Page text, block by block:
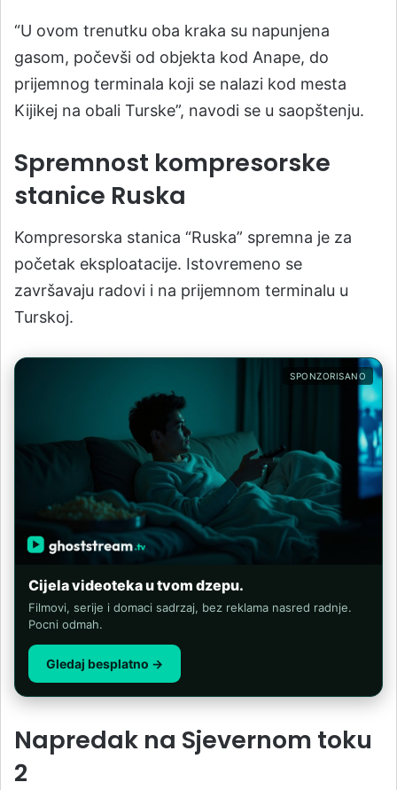
“U ovom trenutku oba kraka su napunjena
gasom, počevši od objekta kod Anape, do
prijemnog terminala koji se nalazi kod mesta
Kijikej na obali Turske”, navodi se u saopštenju.
Spremnost kompresorske
stanice Ruska
Kompresorska stanica “Ruska” spremna je za
početak eksploatacije. Istovremeno se
završavaju radovi i na prijemnom terminalu u
Turskoj.
SPONZORISANO
Cijela videoteka u tvom dzepu.
Filmovi, serije i domaci sadrzaj, bez reklama nasred radnje.
Pocni odmah.
Gledaj besplatno →
Napredak na Sjevernom toku
2